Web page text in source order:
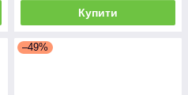
Купити
–49%